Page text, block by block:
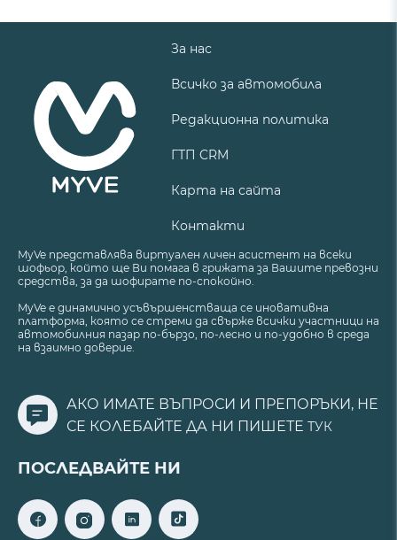
За нас
Всичко за автомобила
Редакционна политика
ГТП CRM
Карта на сайта
Контакти
MyVe представлява виртуален личен асистент на всеки
шофьор, който ще Ви помага в грижата за Вашите превозни
средства, за да шофирате по-спокойно.
MyVe е динамично усъвършенстваща се иновативна
платформа, която се стреми да свърже всички участници на
автомобилния пазар по-бързо, по-лесно и по-удобно в среда
на взаимно доверие.
АКО ИМАТЕ ВЪПРОСИ И ПРЕПОРЪКИ, НЕ
СЕ КОЛЕБАЙТЕ ДА НИ ПИШЕТЕ ТУК
ПОСЛЕДВАЙТЕ НИ